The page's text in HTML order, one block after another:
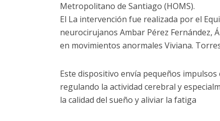
Metropolitano de Santiago (HOMS).
El La intervención fue realizada por el
neurocirujanos Ambar Pérez Fernández,
en movimientos anormales Viviana.
Este dispositivo envía pequeños
regulando la actividad cerebral y
la calidad del sueño y aliviar la fatiga